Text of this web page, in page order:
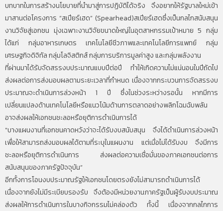
บทบาทในการสร้างนโยบายที่นำมาสู่การปฏิบัติได้จริง จึงอยากให้รัฐบาลใหม่เข้า
มาสานต่อโครงการ “สเปียร์เฮด” (Spearhead)สเปียร์เฮดซึ่งเป็นกลไกสนับสนุน
งานวิจัยสู่เอกชน มุ่งเฉพาะงานวิจัยขนาดใหญ่ในอุตสาหกรรมเป้าหมาย 5 กลุ่ม
ได้แก่ กลุ่มอาหารเกษตร เทคโนโลยีชีวภาพและเทคโนโลยีการแพทย์ กลุ่ม
เศรษฐกิจดิจิทัล กลุ่มโลจิสติกส์ กลุ่มการบริการมูลค่าสูง และกลุ่มพลังงาน
ที่ผ่านมาได้รับจัดสรรงบประมาณแบบปีต่อปี ทำให้เกิดความไม่แน่นอนในปีถัดไป
ส่งผลต่อการส่งมอบผลตามระยะเวลาที่กำหนด เนื่องจากกระบวนการจัดสรรงบ
ประมาณจะดำเนินการล่วงหน้า 1 ปี ซึ่งในช่วงระหว่างรอนั้น หากมีการ
เปลี่ยนแปลงด้านเทคโนโลยีหรือแนวโน้มด้านการตลาดอย่างพลิกโฉมฉับพลัน
อาจส่งผลให้เอกชนชะลอหรือยุติการดำเนินการได้
"บางแผนงานที่เอกชนคาดหวังว่าจะได้รับงบสนับสนุน จึงได้ดำเนินการล่วงหน้า
เพื่อให้สามารถส่งมอบผลได้ตามที่ระบุในแผนงาน แต่เมื่อไม่ได้รับงบ จึงมีการ
ชะลอหรือยุติการดำเนินการ ส่งผลต่อความเชื่อมั่นของภาคเอกชนต่อการ
สนับสนุนของภาครัฐปัจจุบัน”
อีกทั้งการโอนงบประมาณรัฐให้เอกชนโดยตรงยังไม่สามารถดำเนินการได้
เนื่องจากยังไม่มีระเบียบรองรับ จึงต้องมีหน่วยงานภาครัฐเป็นผู้รับงบประมาณ
ส่งผลให้การดำเนินการในบางกิจกรรมไม่คล่องตัว ทั้งนี้ เนื่องจากกลไกการ